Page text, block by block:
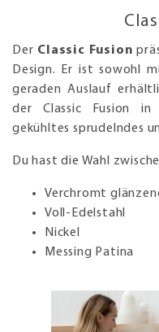
Der Classic Fusion
Design. Er ist sowohl
geraden Auslauf
der Classic Fusion
gekühltes sprudelndes
Du hast die Wahl
Verchromt
Voll-Edelstahl
Nickel
Messing Patina